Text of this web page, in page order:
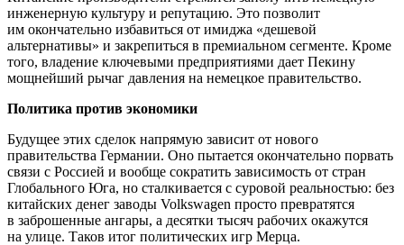
инженерную культуру и репутацию. Это позволит
им окончательно избавиться от имиджа «дешевой
альтернативы» и закрепиться в премиальном сегменте. Кроме
того, владение ключевыми предприятиями дает Пекину
мощнейший рычаг давления на немецкое правительство.
Политика против экономики
Будущее этих сделок напрямую зависит от нового
правительства Германии. Оно пытается окончательно порвать
связи с Россией и вообще сократить зависимость от стран
Глобального Юга, но сталкивается с суровой реальностью: без
китайских денег заводы Volkswagen просто превратятся
в заброшенные ангары, а десятки тысяч рабочих окажутся
на улице. Таков итог политических игр Мерца.